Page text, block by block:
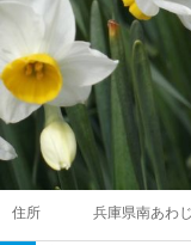
住所 兵庫県南あわ